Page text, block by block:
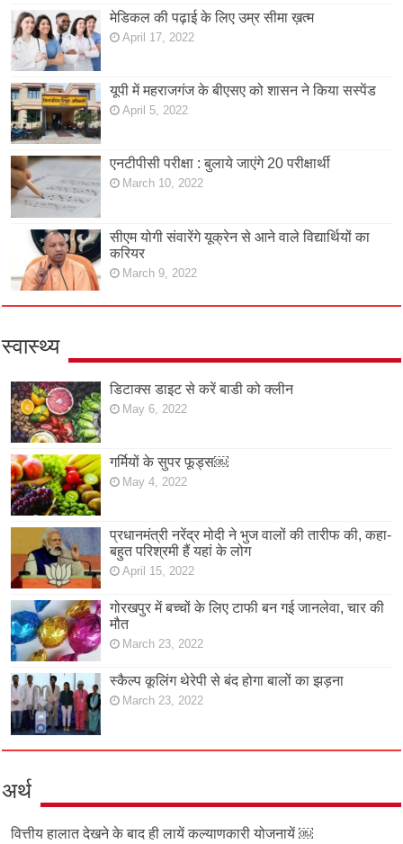
मेडिकल की पढ़ाई के लिए उम्र सीमा ख़त्म
April 17, 2022
यूपी में महराजगंज के बीएसए को शासन ने किया सस्पेंड
April 5, 2022
एनटीपीसी परीक्षा : बुलाये जाएंगे 20 परीक्षार्थी
March 10, 2022
सीएम योगी संवारेंगे यूक्रेन से आने वाले विद्यार्थियों का
करियर
March 9, 2022
स्वास्थ्य
डिटाक्स डाइट से करें बाडी को क्लीन
May 6, 2022
गर्मियों के सुपर फूड्स￼
May 4, 2022
प्रधानमंत्री नरेंद्र मोदी ने भुज वालों की तारीफ की, कहा-
बहुत परिश्रमी हैं यहां के लोग
April 15, 2022
गोरखपुर में बच्चों के लिए टाफी बन गई जानलेवा, चार की
मौत
March 23, 2022
स्कैल्प कूलिंग थेरेपी से बंद होगा बालों का झड़ना
March 23, 2022
अर्थ
वित्तीय हालात देखने के बाद ही लायें कल्याणकारी योजनायें ￼